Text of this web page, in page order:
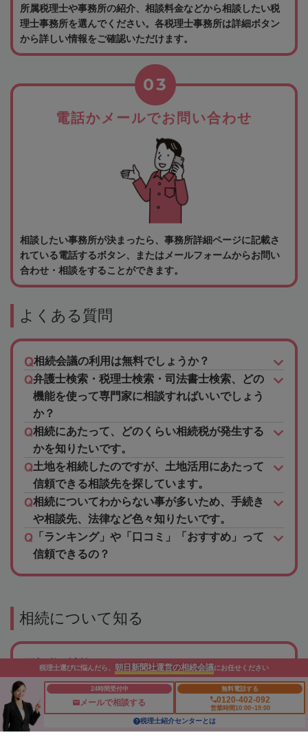
所属税理士や事務所の紹介、相談料金などから相談したい税
理士事務所を選んでください。各税理士事務所は詳細ボタン
から詳しい情報をご確認いただけます。
電話かメールでお問い合わせ
03
相談したい事務所が決まったら、事務所詳細ページに記載さ
れている電話するボタン、またはメールフォームからお問い
合わせ・相談をすることができます。
よくある質問
相続会議の利用は無料でしょうか？
弁護士検索・税理士検索・司法書士検索、どの
機能を使って専門家に相談すればいいでしょう
か？
相続にあたって、どのくらい相続税が発生する
かを知りたいです。
土地を相続したのですが、土地活用にあたって
信頼できる相談先を探しています。
相続についてわからない事が多いため、手続き
や相談先、法律など色々知りたいです。
「ランキング」や「口コミ」「おすすめ」って
信頼できるの？
相続について知る
贈与税の計算
贈与税の特例や非課税制度
贈与税の申告
暦年贈与
贈与契約書
税理士選びに悩んだら、 朝日新聞社運営の相続会議にお任せください
24時間受付中
メールで相談する
無料電話する
0120-402-092
営業時間10:00~19:00
税理士紹介センターとは